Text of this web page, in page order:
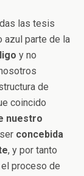
las tesis
azul parte de la
y no
de
coincido
nuestro
concebida
, y por tanto
proceso de